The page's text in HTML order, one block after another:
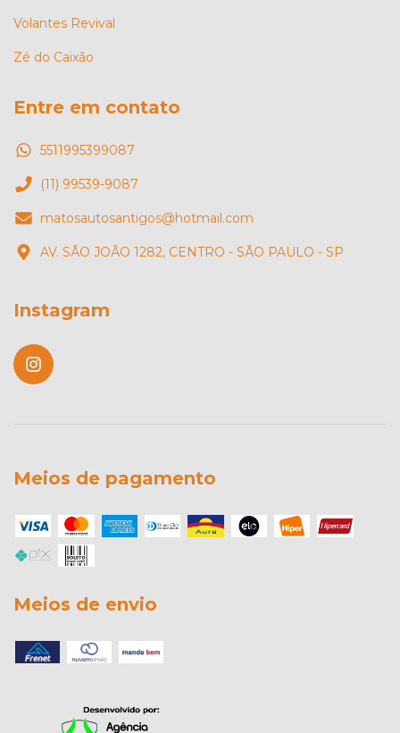
Volantes Revival
Zé do Caixão
Entre em contato
5511995399087
(11) 99539-9087
matosautosantigos@hotmail.com
AV. SÃO JOÃO 1282, CENTRO - SÃO PAULO - SP
Instagram
Meios de pagamento
Meios de envio